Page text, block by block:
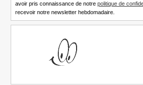
avoir pris connaissance de notrepolitique de
recevoir notre newsletter hebdomadaire.